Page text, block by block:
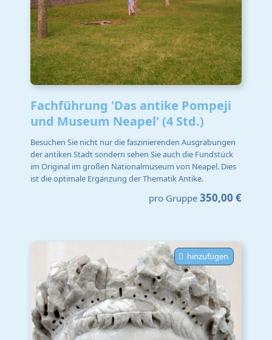
Fachführung 'Das antike Pompeji
und Museum Neapel' (4 Std.)
Besuchen Sie nicht nur die faszinierenden Ausgrabungen
der antiken Stadt sondern sehen Sie auch die Fundstück
im Original im großen Nationalmuseum von Neapel. Dies
ist die optimale Ergänzung der Thematik Antike.
pro Gruppe 350,00 €
hinzufügen